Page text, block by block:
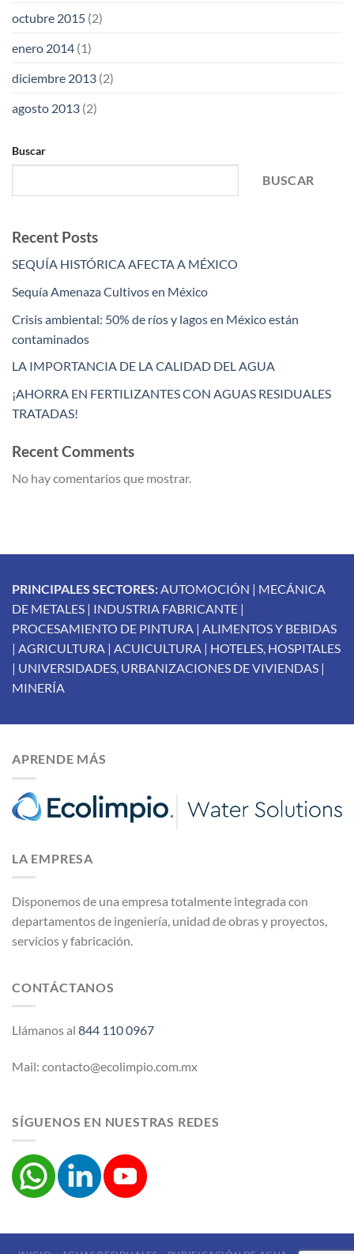
octubre 2015 (2)
enero 2014 (1)
diciembre 2013 (2)
agosto 2013 (2)
Buscar
BUSCAR
Recent Posts
SEQUÍA HISTÓRICA AFECTA A MÉXICO
Sequía Amenaza Cultivos en México
Crisis ambiental: 50% de ríos y lagos en México están
contaminados
LA IMPORTANCIA DE LA CALIDAD DEL AGUA
¡AHORRA EN FERTILIZANTES CON AGUAS RESIDUALES
TRATADAS!
Recent Comments
No hay comentarios que mostrar.
PRINCIPALES SECTORES:AUTOMOCIÓN | MECÁNICA
DE METALES | INDUSTRIA FABRICANTE |
PROCESAMIENTO DE PINTURA | ALIMENTOS Y BEBIDAS
| AGRICULTURA | ACUICULTURA | HOTELES, HOSPITALES
| UNIVERSIDADES, URBANIZACIONES DE VIVIENDAS |
MINERÍA
APRENDE MÁS
LA EMPRESA
Disponemos de una empresa totalmente integrada con
departamentos de ingeniería, unidad de obras y proyectos,
servicios y fabricación.
CONTÁCTANOS
Llámanos al 844 110 0967
Mail: contacto@ecolimpio.com.mx
SÍGUENOS EN NUESTRAS REDES